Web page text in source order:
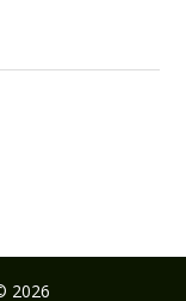
2026